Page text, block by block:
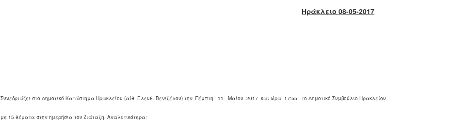
Ηράκλειο 08-05-2017
Συνεδριάζει στο Δημοτικό Κατάστημα Ηρακλείου (αίθ. Ελευθ. Βενιζέλου) την Πέμπτη 11 Μαΐου 2017 και ώρα 17:55, το Δημοτικό Συμβούλιο Ηρακλείου
με 15 θέματα στην ημερήσια του διάταξη. Αναλυτικότερα: